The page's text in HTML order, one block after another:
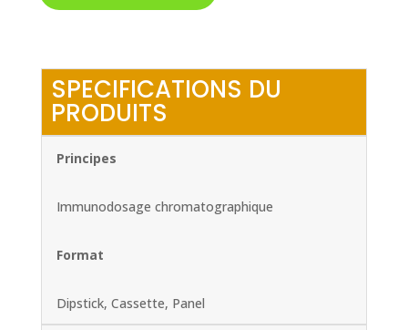
SPECIFICATIONS DU
PRODUITS
Principes
Immunodosage chromatographique
Format
Dipstick, Cassette, Panel